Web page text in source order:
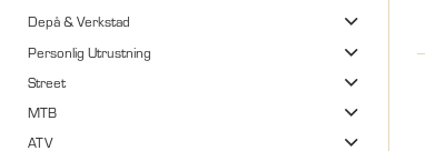
Depå & Verkstad
Personlig Utrustning
Street
MTB
ATV